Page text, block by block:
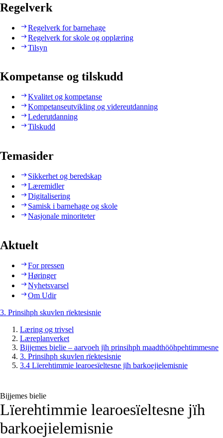
Regelverk
Regelverk for barnehage
Regelverk for skole og opplæring
Tilsyn
Kompetanse og tilskudd
Kvalitet og kompetanse
Kompetanseutvikling og videreutdanning
Lederutdanning
Tilskudd
Temasider
Sikkerhet og beredskap
Læremidler
Digitalisering
Samisk i barnehage og skole
Nasjonale minoriteter
Aktuelt
For pressen
Høringer
Nyhetsvarsel
Om Udir
3. Prinsihph skuvlen rïektesisnie
Læring og trivsel
Læreplanverket
Bijjemes bielie – aarvoeh jïh prinsihph maadthööhpehtimmesne
3. Prinsihph skuvlen rïektesisnie
3.4 Lïerehtimmie learoesïeltesne jïh barkoejielemisnie
Bijjemes bielie
Lïerehtimmie learoesïeltesne jïh
barkoejielemisnie